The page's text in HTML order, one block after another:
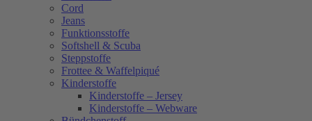
Cord
Jeans
Funktionsstoffe
Softshell & Scuba
Steppstoffe
Frottee & Waffelpiqué
Kinderstoffe
Kinderstoffe – Jersey
Kinderstoffe – Webware